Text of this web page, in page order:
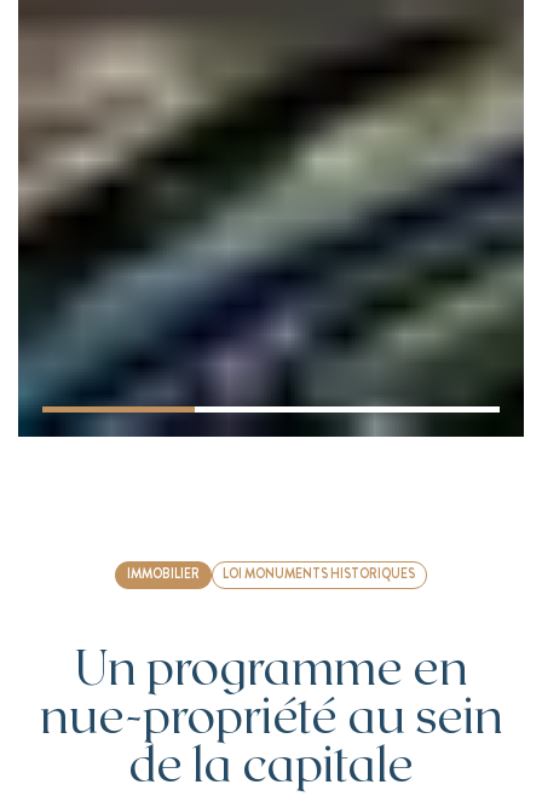
IMMOBILIER LOI MONUMENTS HISTORIQUES
Un programme en
nue-propriété au sein
de la capitale